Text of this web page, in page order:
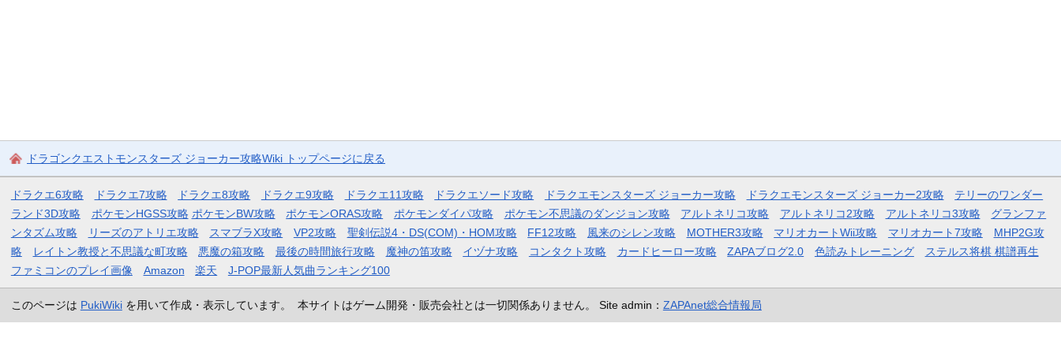
ドラゴンクエストモンスターズ ジョーカー攻略Wiki トップページに戻る
ドラクエ6攻略 ドラクエ7攻略 ドラクエ8攻略 ドラクエ9攻略 ドラクエ11攻略 ドラクエソード攻略 ドラクエモンスターズ ジョーカー攻略 ドラクエモンスターズ ジョーカー2攻略
テリーのワンダー
ランド3D攻略
ポケモンHGSS攻略 ポケモンBW攻略 ポケモンORAS攻略 ポケモンダイパ攻略 ポケモン不思議のダンジョン攻略 アルトネリコ攻略 アルトネリコ2攻略 アルトネリコ3攻略
グランファ
ンタズム攻略
リーズのアトリエ攻略 スマブラX攻略 VP2攻略 聖剣伝説4・DS(COM)・HOM攻略 FF12攻略 風来のシレン攻略 MOTHER3攻略 マリオカートWii攻略 マリオカート7攻略
MHP2G攻
略
レイトン教授と不思議な町攻略 悪魔の箱攻略 最後の時間旅行攻略 魔神の笛攻略 イヅナ攻略 コンタクト攻略 カードヒーロー攻略 ZAPAブログ2.0 色読みトレーニング
ステルス将棋 棋譜再生
ファミコンのプレイ画像
Amazon 楽天 J-POP最新人気曲ランキング100
このページは PukiWikiを用いて作成・表示しています。 本サイトはゲーム開発・販売会社とは一切関係ありません。 Site admin： ZAPAnet総合情報局